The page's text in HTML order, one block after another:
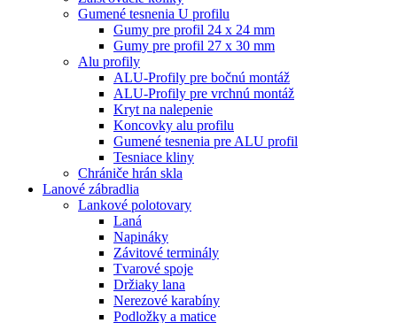
Gumené tesnenia U profilu
Gumy pre profil 24 x 24 mm
Gumy pre profil 27 x 30 mm
Alu profily
ALU-Profily pre bočnú montáž
ALU-Profily pre vrchnú montáž
Kryt na nalepenie
Koncovky alu profilu
Gumené tesnenia pre ALU profil
Tesniace kliny
Chrániče hrán skla
Lanové zábradlia
Lankové polotovary
Laná
Napináky
Závitové terminály
Tvarové spoje
Držiaky lana
Nerezové karabíny
Podložky a matice